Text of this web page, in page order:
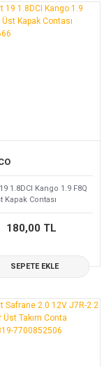
1.8DCI Kango 1.9 F8Q
Kapak Contası
180,00 TL
SEPETE EKLE